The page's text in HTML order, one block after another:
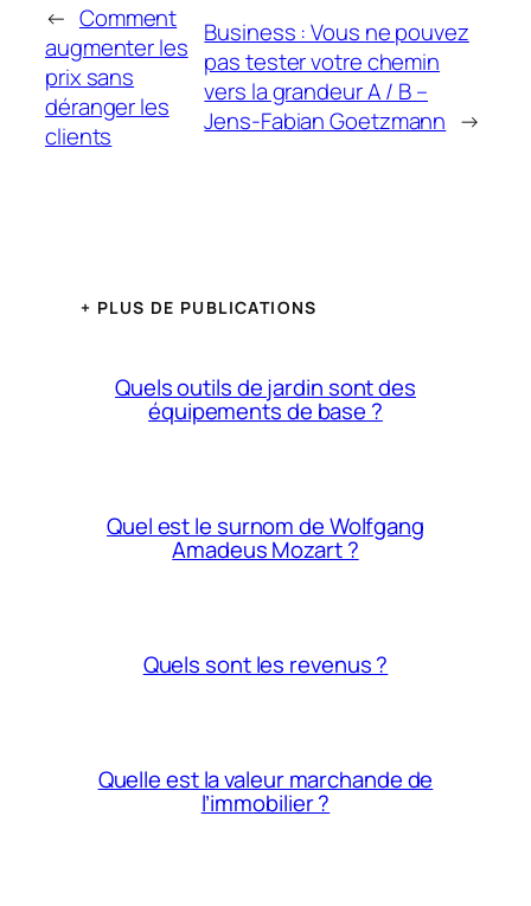
← Comment
augmenter les
prix sans
déranger les
clients
Business : Vous ne pouvez
pas tester votre chemin
vers la grandeur A / B –
Jens-Fabian Goetzmann →
+ PLUS DE PUBLICATIONS
Quels outils de jardin sont des
équipements de base ?
Quel est le surnom de Wolfgang
Amadeus Mozart ?
Quels sont les revenus ?
Quelle est la valeur marchande de
l’immobilier ?